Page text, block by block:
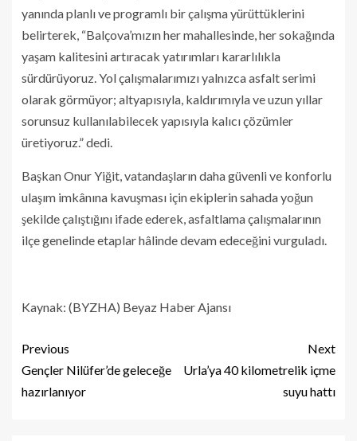
yanında planlı ve programlı bir çalışma yürüttüklerini
belirterek, “Balçova’mızın her mahallesinde, her sokağında
yaşam kalitesini artıracak yatırımları kararlılıkla
sürdürüyoruz. Yol çalışmalarımızı yalnızca asfalt serimi
olarak görmüyor; altyapısıyla, kaldırımıyla ve uzun yıllar
sorunsuz kullanılabilecek yapısıyla kalıcı çözümler
üretiyoruz.” dedi.
Başkan Onur Yiğit, vatandaşların daha güvenli ve konforlu
ulaşım imkânına kavuşması için ekiplerin sahada yoğun
şekilde çalıştığını ifade ederek, asfaltlama çalışmalarının
ilçe genelinde etaplar hâlinde devam edeceğini vurguladı.
Kaynak: (BYZHA) Beyaz Haber Ajansı
Previous
Gençler Nilüfer’de geleceğe
hazırlanıyor
Next
Urla’ya 40 kilometrelik içme
suyu hattı